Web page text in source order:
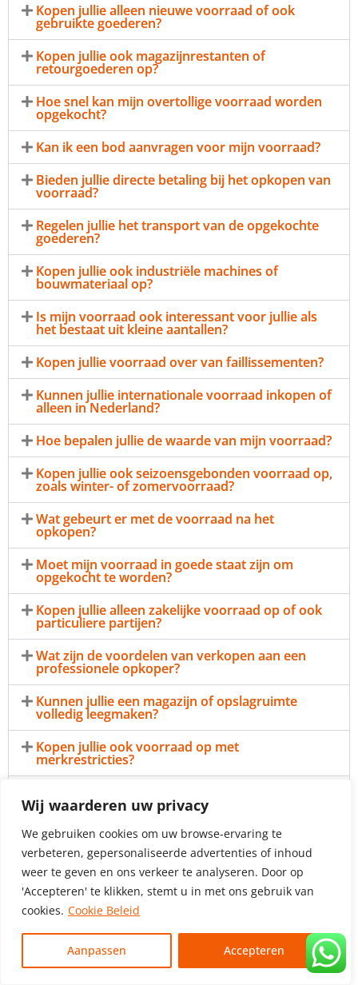
Wij waarderen uw privacy
We gebruiken cookies om uw browse-ervaring te
verbeteren, gepersonaliseerde advertenties of inhoud
weer te geven en ons verkeer te analyseren. Door op
'Accepteren' te klikken, stemt u in met ons gebruik van
cookies. Cookie Beleid
Aanpassen Accepteren
Kopen jullie alleen nieuwe voorraad of ook
gebruikte goederen?
Kopen jullie ook magazijnrestanten of
retourgoederen op?
Hoe snel kan mijn overtollige voorraad worden
opgekocht?
Kan ik een bod aanvragen voor mijn voorraad?
Bieden jullie directe betaling bij het opkopen van
voorraad?
Regelen jullie het transport van de opgekochte
goederen?
Kopen jullie ook industriële machines of
bouwmateriaal op?
Is mijn voorraad ook interessant voor jullie als
het bestaat uit kleine aantallen?
Kopen jullie voorraad over van faillissementen?
Kunnen jullie internationale voorraad inkopen of
alleen in Nederland?
Hoe bepalen jullie de waarde van mijn voorraad?
Kopen jullie ook seizoensgebonden voorraad op,
zoals winter- of zomervoorraad?
Wat gebeurt er met de voorraad na het
opkopen?
Moet mijn voorraad in goede staat zijn om
opgekocht te worden?
Kopen jullie alleen zakelijke voorraad op of ook
particuliere partijen?
Wat zijn de voordelen van verkopen aan een
professionele opkoper?
Kunnen jullie een magazijn of opslagruimte
volledig leegmaken?
Kopen jullie ook voorraad op met
merkrestricties?
Nederland als opkoper?
Wilt u meer lezen over verkopen? Bekijk dan ook onze pagina
opkoper overtollige voorraad.